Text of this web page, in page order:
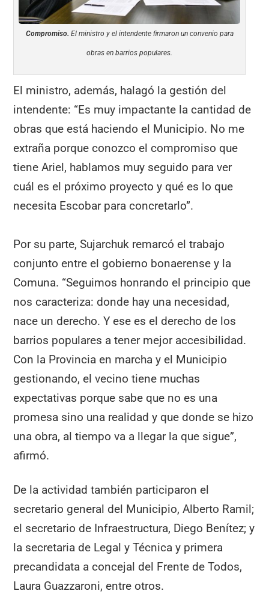
Compromiso. El ministro y el intendente firmaron un convenio para
obras en barrios populares.
El ministro, además, halagó la gestión del
intendente: “Es muy impactante la cantidad de
obras que está haciendo el Municipio. No me
extraña porque conozco el compromiso que
tiene Ariel, hablamos muy seguido para ver
cuál es el próximo proyecto y qué es lo que
necesita Escobar para concretarlo”.
Por su parte, Sujarchuk remarcó el trabajo
conjunto entre el gobierno bonaerense y la
Comuna. “Seguimos honrando el principio que
nos caracteriza: donde hay una necesidad,
nace un derecho. Y ese es el derecho de los
barrios populares a tener mejor accesibilidad.
Con la Provincia en marcha y el Municipio
gestionando, el vecino tiene muchas
expectativas porque sabe que no es una
promesa sino una realidad y que donde se hizo
una obra, al tiempo va a llegar la que sigue”,
afirmó.
De la actividad también participaron el
secretario general del Municipio, Alberto Ramil;
el secretario de Infraestructura, Diego Benítez; y
la secretaria de Legal y Técnica y primera
precandidata a concejal del Frente de Todos,
Laura Guazzaroni, entre otros.